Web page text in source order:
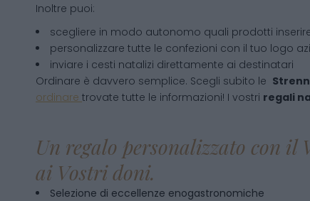
Inoltre puoi:
scegliere in modo autonomo quali prodotti
personalizzare tutte le confezioni con il tuo logo
inviare i cesti natalizi direttamente ai destinatari
Ordinare è davvero semplice. Scegli subito le
ordinare trovate tutte le informazioni! I vostri regali
Un regalo personalizzato con il
ai Vostri doni.
Selezione di eccellenze enogastronomiche